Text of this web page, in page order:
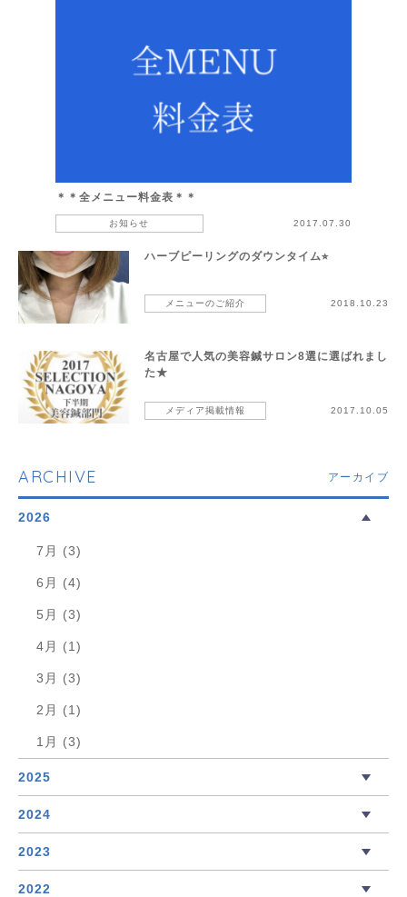
＊＊全メニュー料金表＊＊
お知らせ 2017.07.30
ハーブピーリングのダウンタイム⭐︎
メニューのご紹介 2018.10.23
名古屋で人気の美容鍼サロン8選に選ばれまし
た★
メディア掲載情報 2017.10.05
ARCHIVE アーカイブ
2026
7月 (3)
6月 (4)
5月 (3)
4月 (1)
3月 (3)
2月 (1)
1月 (3)
2025
2024
2023
2022